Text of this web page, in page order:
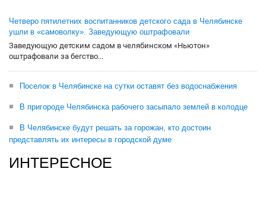
Четверо пятилетних воспитанников детского сада в Челябинске
ушли в «самоволку». Заведующую оштрафовали
Заведующую детским садом в челябинском «Ньютон»
оштрафовали за бегство...
Поселок в Челябинске на сутки оставят без водоснабжения
В пригороде Челябинска рабочего засыпало землей в колодце
В Челябинске будут решать за горожан, кто достоин
представлять их интересы в городской думе
ИНТЕРЕСНОЕ